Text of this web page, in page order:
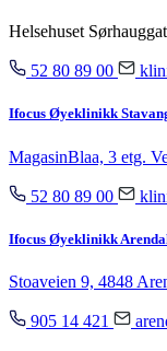
Helsehuset
52 80 89 00
Ifocus Øyeklinikk
MagasinBlaa, 3 etg.
52 80 89 00
Ifocus Øyeklinikk
Stoaveien 9, 4848
905 14 421